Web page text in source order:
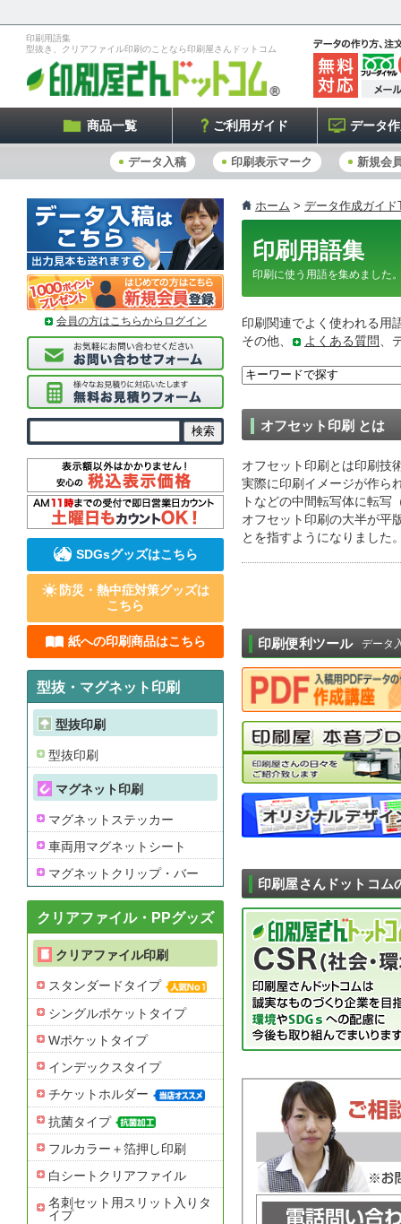
印刷用語集
型抜き、クリアファイル印刷のことなら印刷屋さんドットコム
商品一覧 ご利用ガイド データ
データ入稿 印刷表示マーク 新規会
ホーム > データ作成ガイド
印刷用語集
印刷に使う用語を集めました
印刷関連でよく使われる用
その他、
よくある質問 、
オフセット印刷 とは
オフセット印刷とは印刷技
実際に印刷イメージが作ら
トなどの中間転写体に転
オフセット印刷の大半が平
とを指すようになりました
印刷便利ツール データ
印刷屋さんドットコム
会員の方はこちらからログイン
SDGsグッズはこちら
防災・熱中症対策グッズは
こちら
紙への印刷商品はこちら
型抜・マグネット印刷
型抜印刷
型抜印刷
マグネット印刷
マグネットステッカー
車両用マグネットシート
マグネットクリップ・バー
クリアファイル・PPグッズ
クリアファイル印刷
スタンダードタイプ
シングルポケットタイプ
Wポケットタイプ
インデックスタイプ
チケットホルダー
抗菌タイプ
フルカラー＋箔押し印刷
白シートクリアファイル
名刺セット用スリット入りタ
イプ